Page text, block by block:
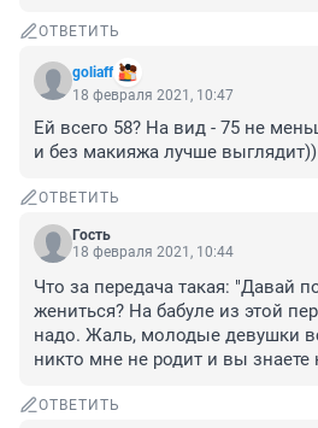
ОТВЕТИТЬ
goliaff
18 февраля 2021, 10:47
Ей всего 58? На вид - 75 не
и без макияжа лучше выглядит))
ОТВЕТИТЬ
Гость
18 февраля 2021, 10:44
Что за передача такая: "Давай
жениться? На бабуле из этой
надо. Жаль, молодые девушки
никто мне не родит и вы знаете
ОТВЕТИТЬ